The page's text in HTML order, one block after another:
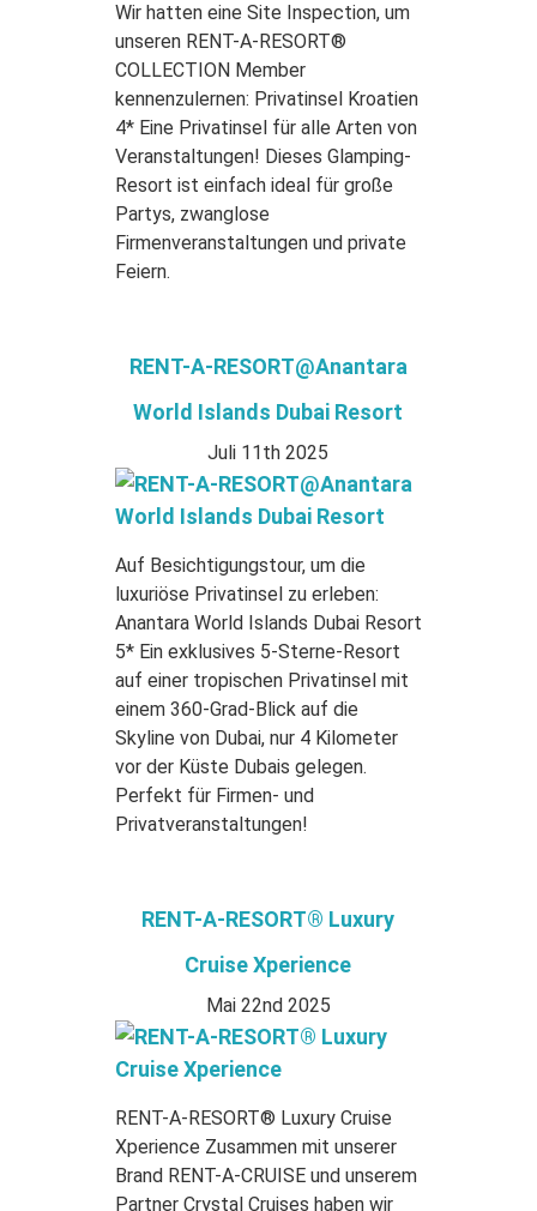
Wir hatten eine Site Inspection, um
unseren RENT-A-RESORT®
COLLECTION Member
kennenzulernen: Privatinsel Kroatien
4* Eine Privatinsel für alle Arten von
Veranstaltungen! Dieses Glamping-
Resort ist einfach ideal für große
Partys, zwanglose
Firmenveranstaltungen und private
Feiern.
RENT-A-RESORT@Anantara
World Islands Dubai Resort
Juli 11th 2025
Auf Besichtigungstour, um die
luxuriöse Privatinsel zu erleben:
Anantara World Islands Dubai Resort
5* Ein exklusives 5-Sterne-Resort
auf einer tropischen Privatinsel mit
einem 360-Grad-Blick auf die
Skyline von Dubai, nur 4 Kilometer
vor der Küste Dubais gelegen.
Perfekt für Firmen- und
Privatveranstaltungen!
RENT-A-RESORT® Luxury
Cruise Xperience
Mai 22nd 2025
RENT-A-RESORT® Luxury Cruise
Xperience Zusammen mit unserer
Brand RENT-A-CRUISE und unserem
Partner Crystal Cruises haben wir